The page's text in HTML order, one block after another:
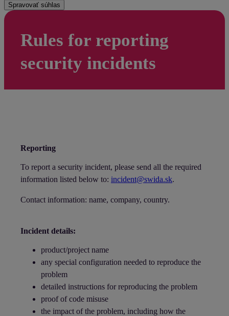
Spravovať súhlas
Rules for reporting
security incidents
Reporting
To report a security incident, please send all the required
information listed below to: incident@swida.sk.
Contact information: name, company, country.
Incident details:
product/project name
any special configuration needed to reproduce the
problem
detailed instructions for reproducing the problem
proof of code misuse
the impact of the problem, including how the